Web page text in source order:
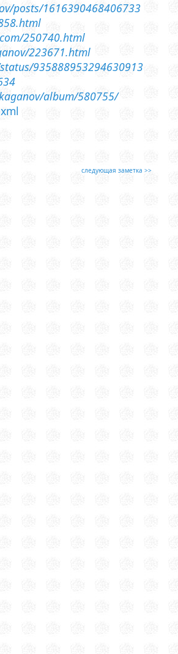
posts/1616390468406733
250740.html
223671.html
935888953294630913
album/580755/
следующая заметка >>